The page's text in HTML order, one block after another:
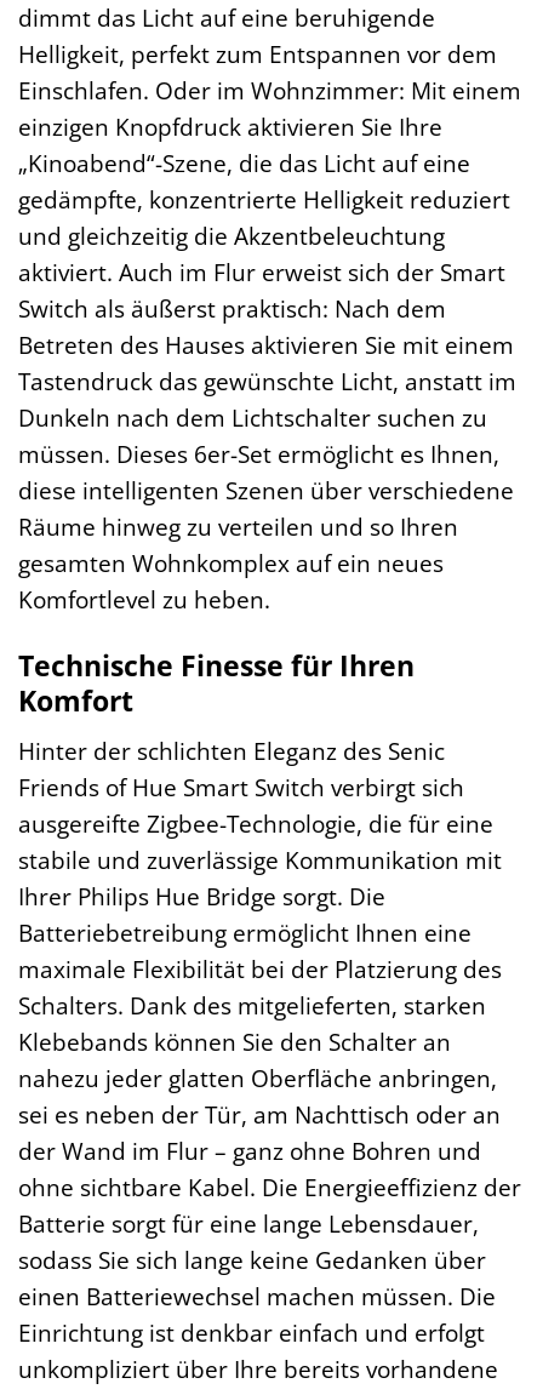
dimmt das Licht auf eine beruhigende
Helligkeit, perfekt zum Entspannen vor dem
Einschlafen. Oder im Wohnzimmer: Mit einem
einzigen Knopfdruck aktivieren Sie Ihre
„Kinoabend“-Szene, die das Licht auf eine
gedämpfte, konzentrierte Helligkeit reduziert
und gleichzeitig die Akzentbeleuchtung
aktiviert. Auch im Flur erweist sich der Smart
Switch als äußerst praktisch: Nach dem
Betreten des Hauses aktivieren Sie mit einem
Tastendruck das gewünschte Licht, anstatt im
Dunkeln nach dem Lichtschalter suchen zu
müssen. Dieses 6er-Set ermöglicht es Ihnen,
diese intelligenten Szenen über verschiedene
Räume hinweg zu verteilen und so Ihren
gesamten Wohnkomplex auf ein neues
Komfortlevel zu heben.
Technische Finesse für Ihren
Komfort
Hinter der schlichten Eleganz des Senic
Friends of Hue Smart Switch verbirgt sich
ausgereifte Zigbee-Technologie, die für eine
stabile und zuverlässige Kommunikation mit
Ihrer Philips Hue Bridge sorgt. Die
Batteriebetreibung ermöglicht Ihnen eine
maximale Flexibilität bei der Platzierung des
Schalters. Dank des mitgelieferten, starken
Klebebands können Sie den Schalter an
nahezu jeder glatten Oberfläche anbringen,
sei es neben der Tür, am Nachttisch oder an
der Wand im Flur – ganz ohne Bohren und
ohne sichtbare Kabel. Die Energieeffizienz der
Batterie sorgt für eine lange Lebensdauer,
sodass Sie sich lange keine Gedanken über
einen Batteriewechsel machen müssen. Die
Einrichtung ist denkbar einfach und erfolgt
unkompliziert über Ihre bereits vorhandene